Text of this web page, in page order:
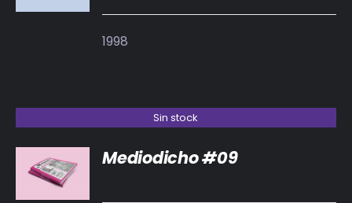
1998
Sin stock
DETALLES
Mediodicho #09